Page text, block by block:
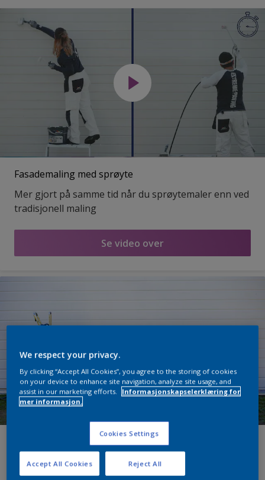
Fasademaling med sprøyte
Mer gjort på samme tid når du sprøytemaler enn ved
tradisjonell maling
Se video over
106% mer gjort på samme tid
We respect your privacy.
By clicking “Accept All Cookies”, you agree to the storing of cookies
on your device to enhance site navigation, analyze site usage, and
assist in our marketing efforts.
Informasjonskapselerklæring for
mer informasjon.
Cookies Settings
Reject All
Accept All Cookies